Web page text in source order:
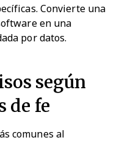
Convierte una
en una
por datos.
según
de fe
comunes al